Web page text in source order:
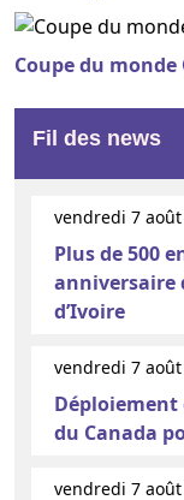
Coupe du monde
Fil des news
vendredi 7 août
Plus de 500
anniversaire
d’Ivoire
vendredi 7 août
Déploiement
du Canada
vendredi 7 août